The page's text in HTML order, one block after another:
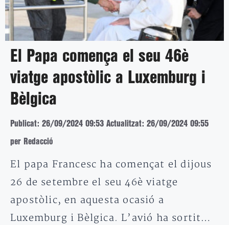
El Papa comença el seu 46è
viatge apostòlic a Luxemburg i
Bèlgica
Publicat: 26/09/2024 09:53 Actualitzat: 26/09/2024 09:55
per Redacció
El papa Francesc ha començat el dijous
26 de setembre el seu 46è viatge
apostòlic, en aquesta ocasió a
Luxemburg i Bèlgica. L’avió ha sortit…